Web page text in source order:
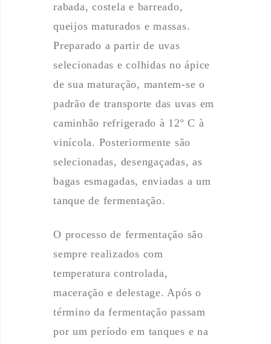
rabada, costela e barreado,
queijos maturados e massas.
Preparado a partir de uvas
selecionadas e colhidas no ápice
de sua maturação, mantem-se o
padrão de transporte das uvas em
caminhão refrigerado à 12º C à
vinícola. Posteriormente são
selecionadas, desengaçadas, as
bagas esmagadas, enviadas a um
tanque de fermentação.
O processo de fermentação são
sempre realizados com
temperatura controlada,
maceração e delestage. Após o
término da fermentação passam
por um período em tanques e na